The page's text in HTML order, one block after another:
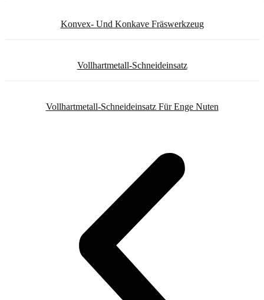
Konvex- Und Konkave Fräswerkzeug
Vollhartmetall-Schneideinsatz
Vollhartmetall-Schneideinsatz Für Enge Nuten